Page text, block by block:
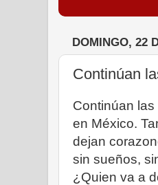
DOMINGO, 22
Continúan
Continúan
en México.
dejan
sin sueños,
¿Quien va a